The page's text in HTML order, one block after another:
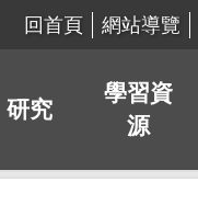
回首頁 網站導覽
研究
學習資
源